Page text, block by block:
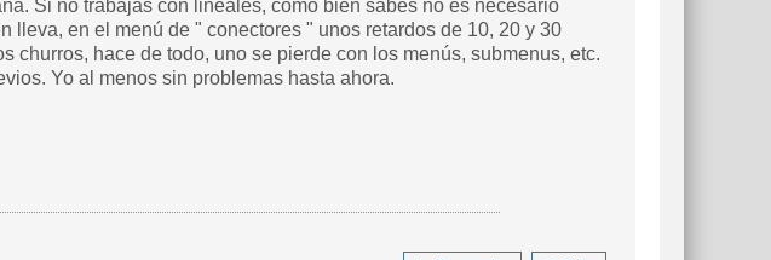
Si no trabajas con lineales, como bien sabes no es necesario
en el menú de " conectores " unos retardos de 10, 20 y 30
churros, hace de todo, uno se pierde con los menús, submenus, etc.
Yo al menos sin problemas hasta ahora.